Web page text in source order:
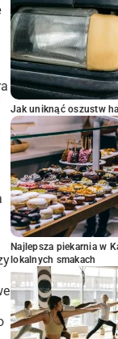
Jak uniknąć oszustw
Najlepsza piekarnia w
lokalnych smakach